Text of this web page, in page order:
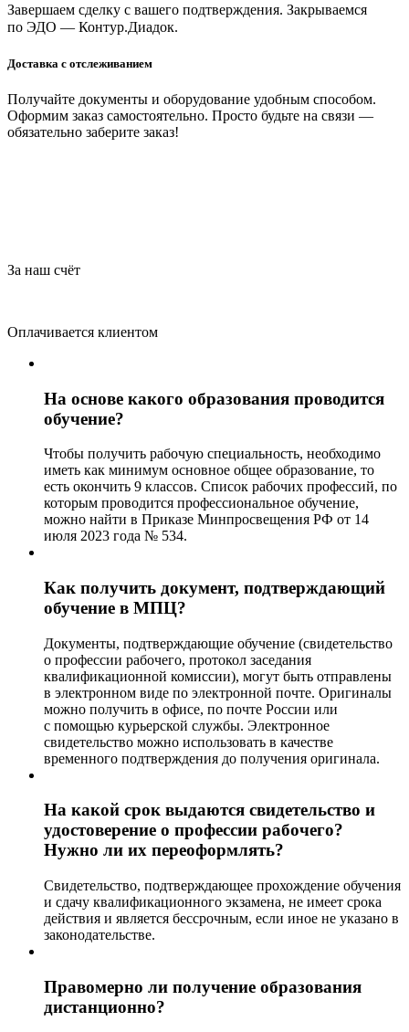
Завершаем сделку с вашего подтверждения. Закрываемся
по ЭДО — Контур.Диадок.
Доставка с отслеживанием
Получайте документы и оборудование удобным способом.
Оформим заказ самостоятельно. Просто будьте на связи —
обязательно заберите заказ!
За наш счёт
Оплачивается клиентом
На основе какого образования проводится
обучение?
Чтобы получить рабочую специальность, необходимо
иметь как минимум основное общее образование, то
есть окончить 9 классов. Список рабочих профессий, по
которым проводится профессиональное обучение,
можно найти в Приказе Минпросвещения РФ от 14
июля 2023 года № 534.
Как получить документ, подтверждающий
обучение в МПЦ?
Документы, подтверждающие обучение (свидетельство
о профессии рабочего, протокол заседания
квалификационной комиссии), могут быть отправлены
в электронном виде по электронной почте. Оригиналы
можно получить в офисе, по почте России или
с помощью курьерской службы. Электронное
свидетельство можно использовать в качестве
временного подтверждения до получения оригинала.
На какой срок выдаются свидетельство и
удостоверение о профессии рабочего?
Нужно ли их переоформлять?
Свидетельство, подтверждающее прохождение обучения
и сдачу квалификационного экзамена, не имеет срока
действия и является бессрочным, если иное не указано в
законодательстве.
Правомерно ли получение образования
дистанционно?